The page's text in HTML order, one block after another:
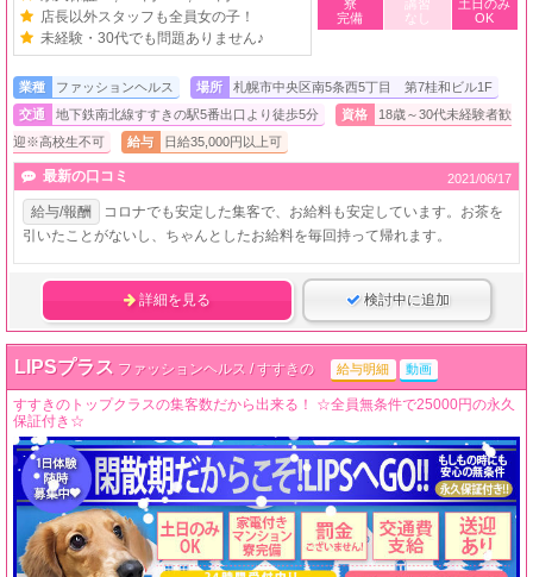
店長以外スタッフも全員女の子！
未経験・30代でも問題ありません♪
寮
完備
講習
なし
土日のみ
OK
業種 ファッションヘルス 場所
札幌市中央区南5条西5丁目 第7桂和ビル1F
交通
地下鉄南北線すすきの駅5番出口より徒歩5分 資格
18歳～30代未経験者歓
迎※高校生不可
給与 日給35,000円以上可
最新の口コミ 2021/06/17
給与/報酬
コロナでも安定した集客で、お給料も安定しています。お茶を
引いたことがないし、ちゃんとしたお給料を毎回持って帰れます。
詳細を見る 検討中に追加
LIPSプラス ファッションヘルス / すすきの 給与明細 動画
すすきのトップクラスの集客数だから出来る！ ☆全員無条件で25000円の永久
保証付き☆